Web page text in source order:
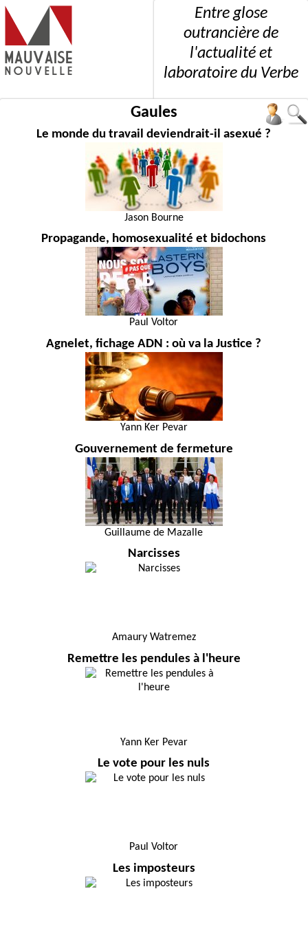
Entre glose
outrancière de
l'actualité et
laboratoire du Verbe
Gaules
Le monde du travail deviendrait-il asexué ?
Jason Bourne
Propagande, homosexualité et bidochons
Paul Voltor
Agnelet, fichage ADN : où va la Justice ?
Yann Ker Pevar
Gouvernement de fermeture
Guillaume de Mazalle
Narcisses
Amaury Watremez
Remettre les pendules à l'heure
Yann Ker Pevar
Le vote pour les nuls
Paul Voltor
Les imposteurs